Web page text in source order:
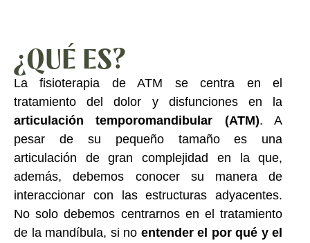
¿QUÉ ES?
La fisioterapia de ATM se centra en el
tratamiento del dolor y disfunciones en la
articulación temporomandibular (ATM). A
pesar de su pequeño tamaño es una
articulación de gran complejidad en la que,
además, debemos conocer su manera de
interaccionar con las estructuras adyacentes.
No solo debemos centrarnos en el tratamiento
de la mandíbula, si no entender el por qué y el